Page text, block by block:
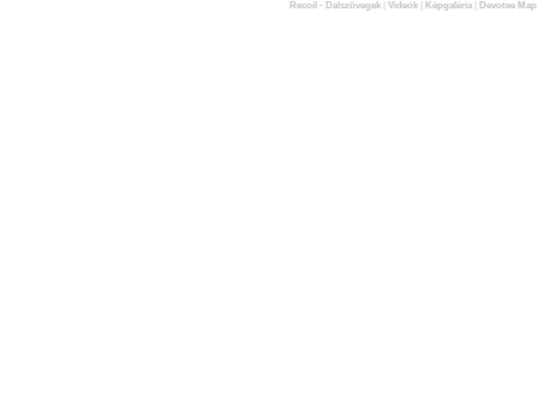
Recoil - Dalszövegek| Videók| Képgaléria| Devotee Map